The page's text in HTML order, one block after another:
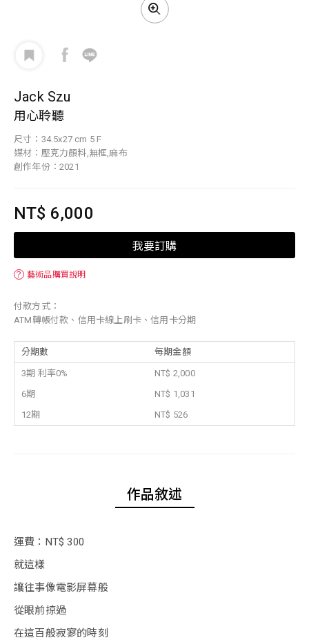
Jack Szu
用心聆聽
尺寸：34.5x27 cm 5 F
媒材：壓克力顏料,無框,麻布
創作年份：2021
NT$ 6,000
我要訂購
？ 藝術品購買說明
付款方式：
ATM轉帳付款、信用卡線上刷卡、信用卡分期
分期數 每期金額
3期 利率0%
NT$ 2,000
6期
NT$ 1,031
12期
NT$ 526
作品敘述
運費：NT$ 300
就這樣
讓往事像電影屏幕般
從眼前掠過
在這百般寂寥的時刻